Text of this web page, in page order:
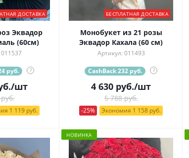
ДОСТАВКА
Эквадор
(60см)
руб. ?
/шт
1 119 руб.
БЕСПЛАТНАЯ ДОСТАВКА
Монобукет из 21 розы
Эквадор Кахала (60 см)
Артикул: 011493
CashBack 232 руб. ?
4 630 руб./шт
5 788 руб.
-25% Экономия 1 158 руб.
НОВИНКА